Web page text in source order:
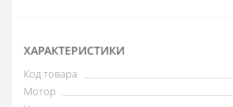
ХАРАКТЕРИСТИКИ
Код товара
Мотор